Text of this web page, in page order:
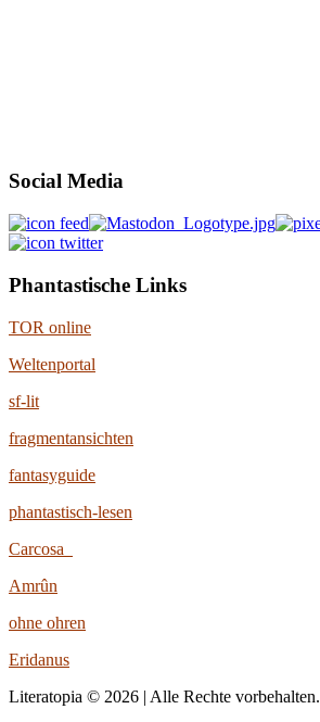
Social Media
Phantastische Links
TOR online
Weltenportal
sf-lit
fragmentansichten
fantasyguide
phantastisch-lesen
Carcosa
Amrûn
ohne ohren
Eridanus
Literatopia © 2026 | Alle Rechte vorbehalten.